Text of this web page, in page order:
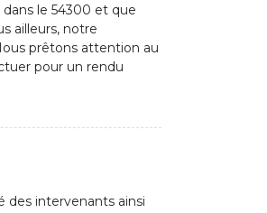
le 54300 et que
ailleurs, notre
prêtons attention au
pour un rendu
des intervenants ainsi